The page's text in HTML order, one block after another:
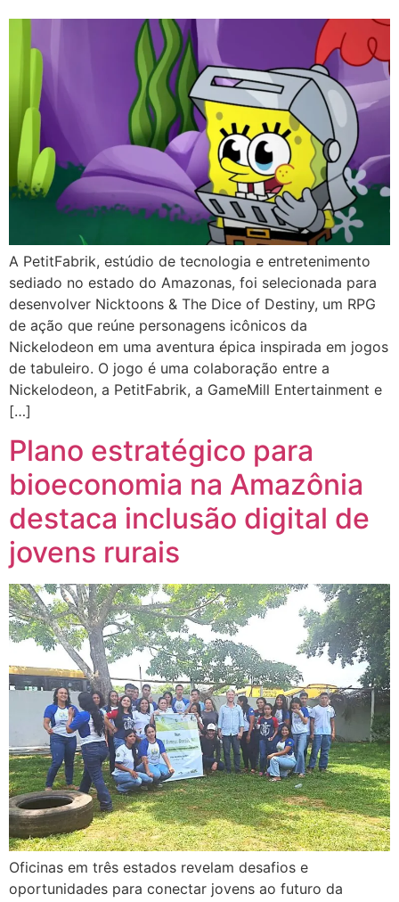
A PetitFabrik, estúdio de tecnologia e entretenimento
sediado no estado do Amazonas, foi selecionada para
desenvolver Nicktoons & The Dice of Destiny, um RPG
de ação que reúne personagens icônicos da
Nickelodeon em uma aventura épica inspirada em jogos
de tabuleiro. O jogo é uma colaboração entre a
Nickelodeon, a PetitFabrik, a GameMill Entertainment e
[…]
Plano estratégico para
bioeconomia na Amazônia
destaca inclusão digital de
jovens rurais
Oficinas em três estados revelam desafios e
oportunidades para conectar jovens ao futuro da